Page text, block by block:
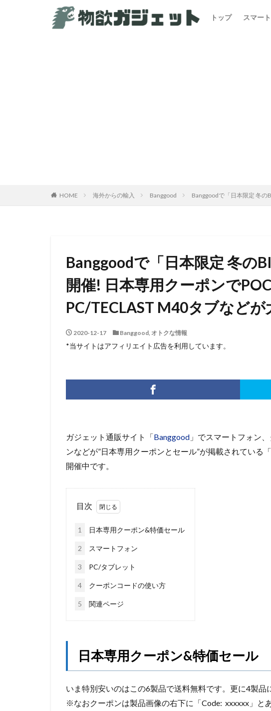
トップ スマー
HOME 海外からの輸入 Banggood Banggoodで「日本限定 冬の
Banggoodで「日本限定 冬の
開催! 日本専用クーポンで
PC/TECLAST M40タブなど
2020-12-17 Banggood, オトクな情報
*当サイトはアフィリエイト広告を利用しています。
ガジェット通販サイト「Banggood 」でスマートフォン
ンなどが”日本専用クーポンとセール”が掲載されている
開催中です。
目次
1 日本専用クーポン&特価セール
2 スマートフォン
3 PC/タブレット
4 クーポンコードの使い方
5 関連ページ
日本専用クーポン&特価セール
いま特別安いのはこの6製品で送料無料です。更に4製品
※なおクーポンは製品画像の右下に「Code: xxxxxx」と